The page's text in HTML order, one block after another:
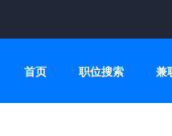
首页 职位搜索 兼